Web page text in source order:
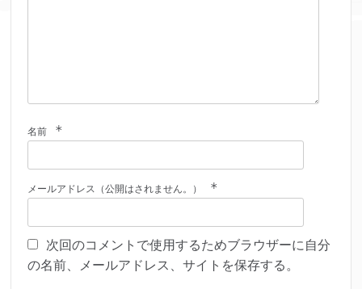
名前 *
メールアドレス（公開はされません。） *
次回のコメントで使用するためブラウザーに自分
の名前、メールアドレス、サイトを保存する。